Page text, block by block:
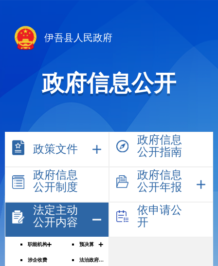
伊吾县人民政府
政府信息公开
政策文件
政府信息
公开指南
政府信息
公开制度
政府信息
公开年报
法定主动
公开内容
职能机构+ 预决算 +
涉企收费 法治政府建设年度报告
依申请公
开